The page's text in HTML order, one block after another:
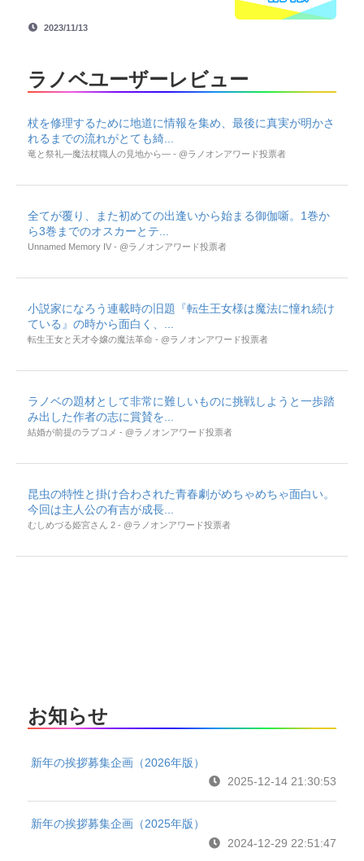
2023/11/13
ラノベユーザーレビュー
杖を修理するために地道に情報を集め、最後に真実が明かさ
れるまでの流れがとても綺...
竜と祭礼―魔法杖職人の見地から― - @ラノオンアワード投票者
全てが覆り、また初めての出逢いから始まる御伽噺。1巻か
ら3巻までのオスカーとテ...
Unnamed Memory IV - @ラノオンアワード投票者
小説家になろう連載時の旧題『転生王女様は魔法に憧れ続け
ている』の時から面白く、...
転生王女と天才令嬢の魔法革命 - @ラノオンアワード投票者
ラノベの題材として非常に難しいものに挑戦しようと一歩踏
み出した作者の志に賞賛を...
結婚が前提のラブコメ - @ラノオンアワード投票者
昆虫の特性と掛け合わされた青春劇がめちゃめちゃ面白い。
今回は主人公の有吉が成長...
むしめづる姫宮さん 2 - @ラノオンアワード投票者
お知らせ
新年の挨拶募集企画（2026年版）
2025-12-14 21:30:53
新年の挨拶募集企画（2025年版）
2024-12-29 22:51:47